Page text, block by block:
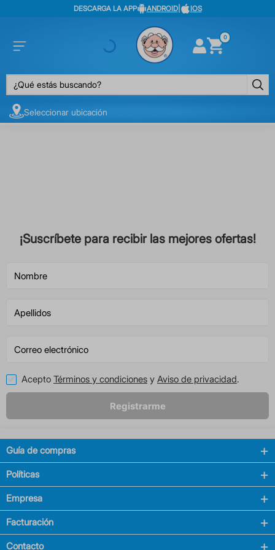
DESCARGA LA APP ANDROID| IOS
0
¿Qué estás buscando?
Seleccionar ubicación
¡Suscríbete para recibir las mejores ofertas!
Acepto Términos y condiciones y Aviso de privacidad.
Registrarme
Guía de compras
Políticas
Empresa
Facturación
Contacto